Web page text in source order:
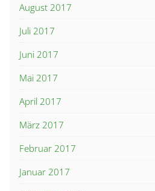
August 2017
Juli 2017
Juni 2017
Mai 2017
April 2017
März 2017
Februar 2017
Januar 2017